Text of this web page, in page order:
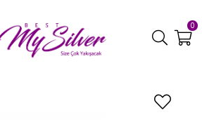
0
FOSSİL ERKEK Fossil JF84283-040 Erkek Bileklik